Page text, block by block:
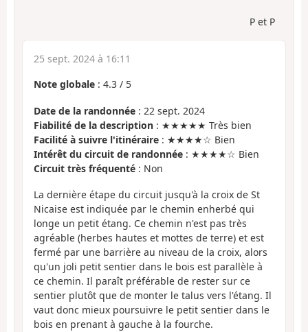
P et P
25 sept. 2024 à 16:11
Note globale : 4.3 / 5
Date de la randonnée : 22 sept. 2024
Fiabilité de la description : ★★★★★ Très bien
Facilité à suivre l'itinéraire : ★★★★☆ Bien
Intérêt du circuit de randonnée : ★★★★☆ Bien
Circuit très fréquenté : Non
La dernière étape du circuit jusqu'à la croix de St
Nicaise est indiquée par le chemin enherbé qui
longe un petit étang. Ce chemin n'est pas très
agréable (herbes hautes et mottes de terre) et est
fermé par une barrière au niveau de la croix, alors
qu'un joli petit sentier dans le bois est parallèle à
ce chemin. Il paraît préférable de rester sur ce
sentier plutôt que de monter le talus vers l'étang. Il
vaut donc mieux poursuivre le petit sentier dans le
bois en prenant à gauche à la fourche.